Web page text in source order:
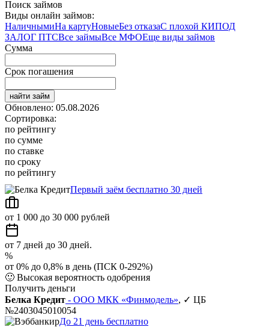
Поиск займов
Виды онлайн займов:
НаличнымиНа картуНовыеБез отказаС плохой КИПОД
ЗАЛОГ ПТСВсе займыВсе МФОЕще виды займов
Сумма
Срок погашения
найти займ
Обновлено: 05.08.2026
Сортировка:
по рейтингу
по сумме
по ставке
по сроку
по рейтингу
Первый заём бесплатно 30 дней
от 1 000 до 30 000 рублей
от 7 дней до 30 дней.
%
от 0% до 0,8% в день (ПСК 0-292%)
🙂 Высокая вероятность одобрения
Получить деньги
Белка Кредит - ООО МКК «Финмодель», ✓ ЦБ
№2403045010054
До 21 день бесплатно